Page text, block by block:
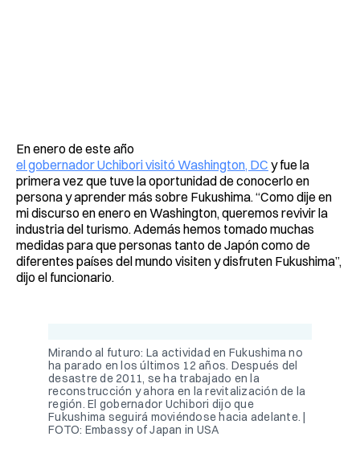
En enero de este año
el gobernador Uchibori visitó Washington, DC y fue la
primera vez que tuve la oportunidad de conocerlo en
persona y aprender más sobre Fukushima. “Como dije en
mi discurso en enero en Washington, queremos revivir la
industria del turismo. Además hemos tomado muchas
medidas para que personas tanto de Japón como de
diferentes países del mundo visiten y disfruten Fukushima”,
dijo el funcionario.
Mirando al futuro: La actividad en Fukushima no
ha parado en los últimos 12 años. Después del
desastre de 2011, se ha trabajado en la
reconstrucción y ahora en la revitalización de la
región. El gobernador Uchibori dijo que
Fukushima seguirá moviéndose hacia adelante. |
FOTO: Embassy of Japan in USA